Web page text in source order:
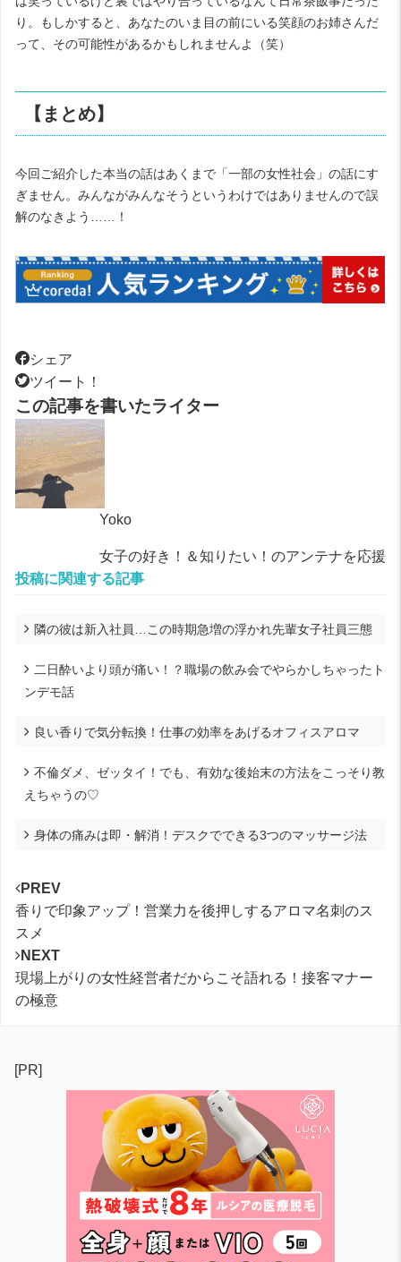
り。もしかすると、あなたのいま目の前にいる笑顔のお姉さんだ
って、その可能性があるかもしれませんよ（笑）
【まとめ】
今回ご紹介した本当の話はあくまで「一部の女性社会」の話にす
ぎません。みんながみんなそうというわけではありませんので誤
解のなきよう……！
シェア
ツイート！
この記事を書いたライター
Yoko
女子の好き！＆知りたい！のアンテナを応援
投稿に関連する記事
隣の彼は新入社員…この時期急増の浮かれ先輩女子社員三態
二日酔いより頭が痛い！？職場の飲み会でやらかしちゃったト
ンデモ話
良い香りで気分転換！仕事の効率をあげるオフィスアロマ
不倫ダメ、ゼッタイ！でも、有効な後始末の方法をこっそり教
えちゃうの♡
身体の痛みは即・解消！デスクでできる3つのマッサージ法
PREV
香りで印象アップ！営業力を後押しするアロマ名刺のス
スメ
NEXT
現場上がりの女性経営者だからこそ語れる！接客マナー
の極意
[PR]